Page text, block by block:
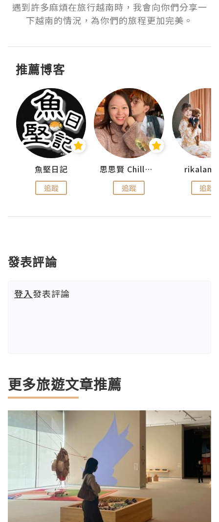
遇到許多麻煩在旅行越南時，我會向你們分享一
下越南的情況，為你們的旅程更加完美。
推薦博客
魚堅日記
追蹤
思思賢 ChillMyBabe
追蹤 追蹤
發表評論
登入發表評論
更多旅遊文章推薦